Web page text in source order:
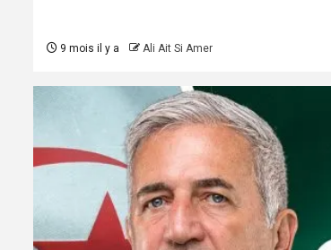
9 mois il y a Ali Ait Si Amer